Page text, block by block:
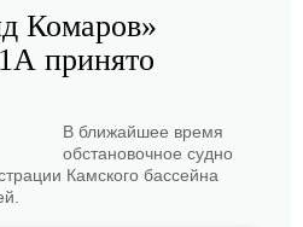
Комаров»
принято
В ближайшее время
обстановочное судно
Камского бассейна